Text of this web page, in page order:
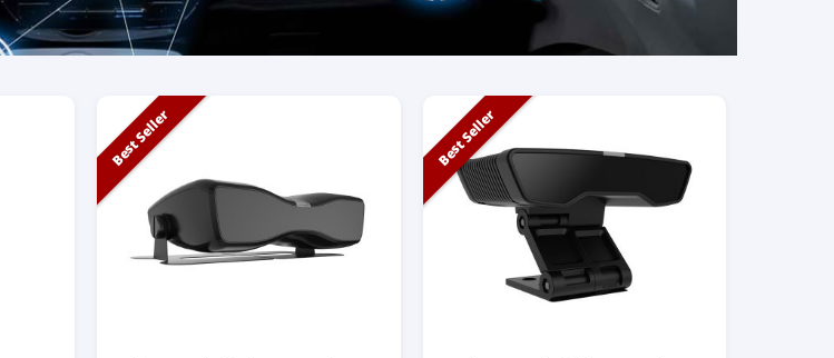
Best Seller Best Seller